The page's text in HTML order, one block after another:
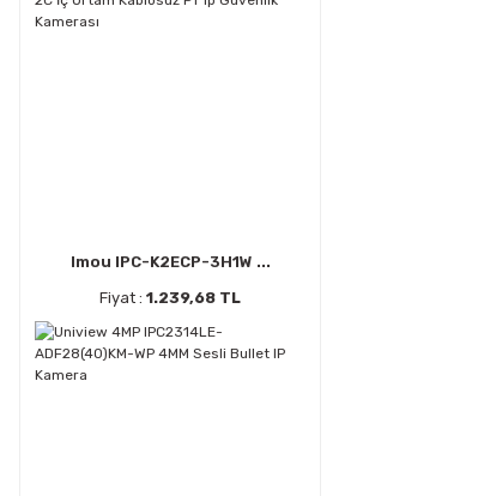
Imou IPC-K2ECP-3H1W ...
Fiyat : 1.239,68 TL